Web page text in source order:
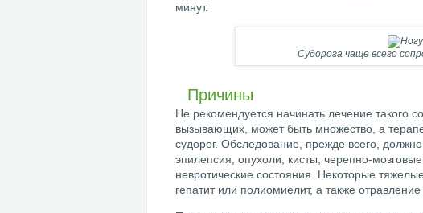
минут.
Судорога чаще всего
Причины
Не рекомендуется начинать лечение такого
вызывающих, может быть множество, а
судорог. Обследование, прежде всего,
эпилепсия, опухоли, кисты, черепно-
невротические состояния. Некоторые
гепатит или полиомиелит, а также